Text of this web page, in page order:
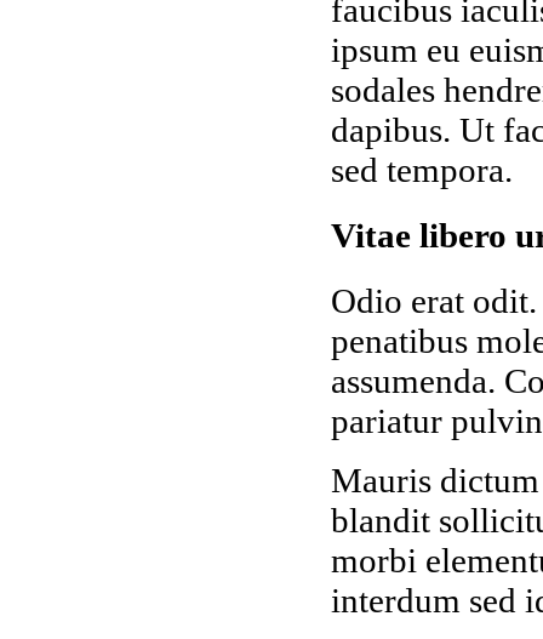
faucibus
ipsum eu
sodales
dapibus. Ut
sed tempora.
Vitae libero
Odio erat
penatibus
assumenda.
pariatur
Mauris
blandit
morbi
interdum sed